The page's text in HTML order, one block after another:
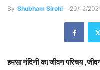
By Shubham Sirohi - 20/12/
हमसा नंदिनी का जीवन परिचय